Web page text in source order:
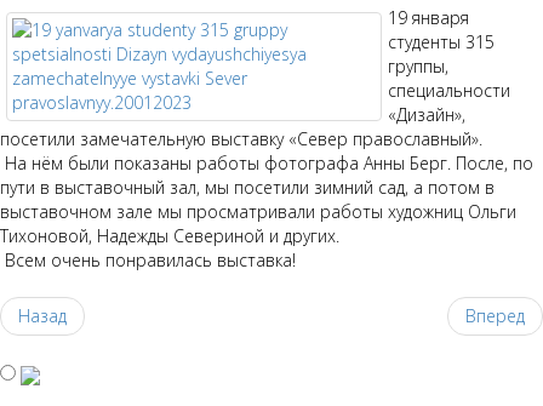
19 января
студенты 315
группы,
специальности
«Дизайн»,
посетили замечательную выставку «Север православный».
На нём были показаны работы фотографа Анны Берг. После, по
пути в выставочный зал, мы посетили зимний сад, а потом в
выставочном зале мы просматривали работы художниц Ольги
Тихоновой, Надежды Севериной и других.
Всем очень понравилась выставка!
Назад Вперед